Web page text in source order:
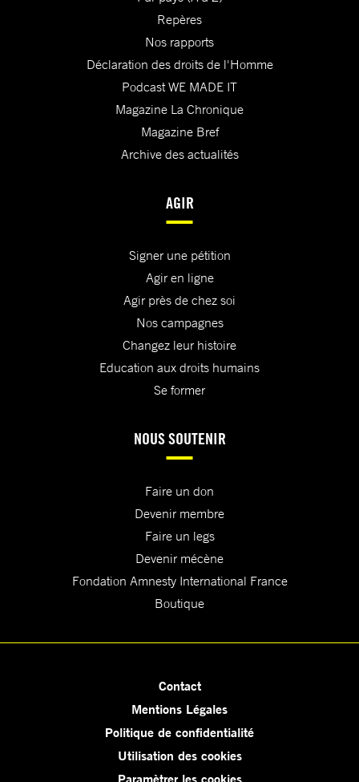
Repères
Nos rapports
Déclaration des droits de l'Homme
Podcast WE MADE IT
Magazine La Chronique
Magazine Bref
Archive des actualités
AGIR
Signer une pétition
Agir en ligne
Agir près de chez soi
Nos campagnes
Changez leur histoire
Education aux droits humains
Se former
NOUS SOUTENIR
Faire un don
Devenir membre
Faire un legs
Devenir mécène
Fondation Amnesty International France
Boutique
Contact
Mentions Légales
Politique de confidentialité
Utilisation des cookies
Paramètrer les cookies